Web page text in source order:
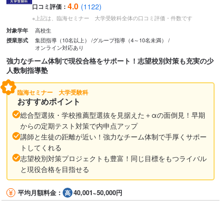
口コミ評価： 4.0 (1122)
※上記は、臨海セミナー 大学受験科全体の口コミ評価・件数です
対象学年 高校生
授業形式 集団指導（10名以上）
グループ指導（4～10名未満）
オンライン対応あり
強力なチーム体制で現役合格をサポート！志望校別対策も充実の少
人数制指導塾
臨海セミナー 大学受験科
おすすめポイント
総合型選抜・学校推薦型選抜を見据えた＋αの面倒見！早期
からの定期テスト対策で内申点アップ
講師と生徒の距離が近い！強力なチーム体制で手厚くサポー
トしてくれる
志望校別対策プロジェクトも豊富！同じ目標をもつライバル
と現役合格を目指せる
平均月額料金： 40,001~50,000円